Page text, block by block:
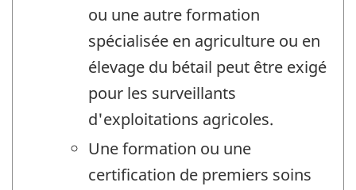
ou une autre formation
spécialisée en agriculture ou en
élevage du bétail peut être exigé
pour les surveillants
d'exploitations agricoles.
Une formation ou une
certification de premiers soins